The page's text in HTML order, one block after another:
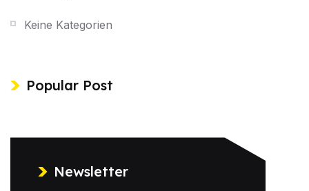
Keine Kategorien
Popular Post
Newsletter